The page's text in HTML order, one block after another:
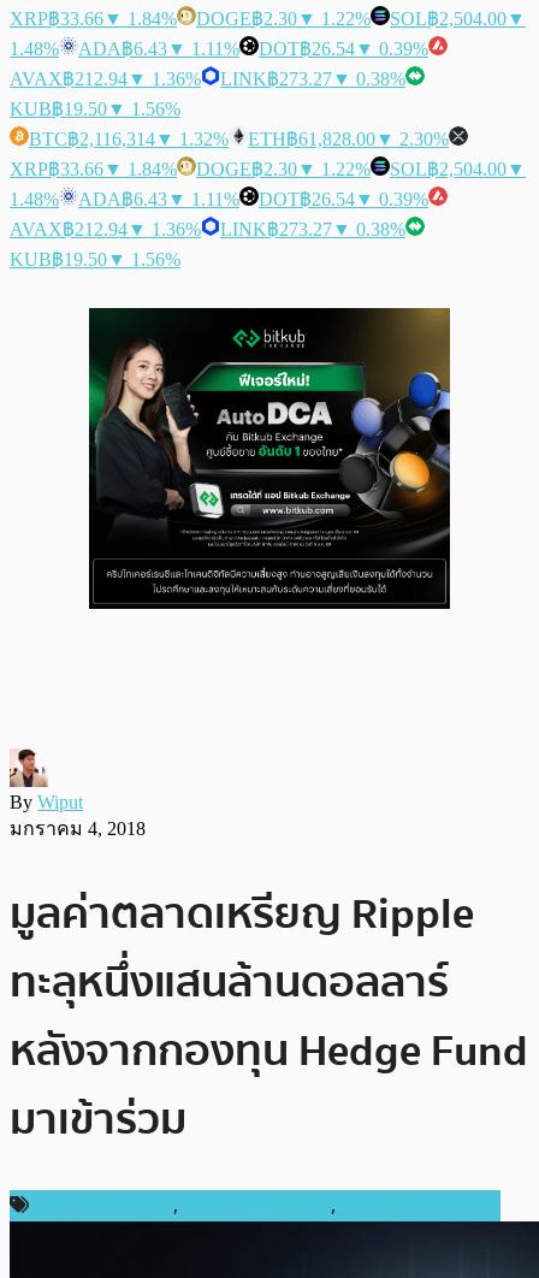
XRP฿33.66▼ 1.84% DOGE฿2.30▼ 1.22% SOL฿2,504.00▼
1.48%
ADA฿6.43▼ 1.11% DOT฿26.54▼ 0.39%
AVAX฿212.94▼ 1.36% LINK฿273.27▼ 0.38%
KUB฿19.50▼ 1.56%
BTC฿2,116,314▼ 1.32% ETH฿61,828.00▼ 2.30%
XRP฿33.66▼ 1.84% DOGE฿2.30▼ 1.22% SOL฿2,504.00▼
1.48%
ADA฿6.43▼ 1.11% DOT฿26.54▼ 0.39%
AVAX฿212.94▼ 1.36% LINK฿273.27▼ 0.38%
KUB฿19.50▼ 1.56%
By Wiput
มกราคม 4, 2018
มูลค่าตลาดเหรียญ Ripple
ทะลุหนึ่งแสนล้านดอลลาร์
หลังจากกองทุน Hedge Fund
มาเข้าร่วม
, ,